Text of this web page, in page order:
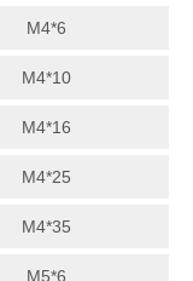
M4*6
M4*10
M4*16
M4*25
M4*35
M5*6